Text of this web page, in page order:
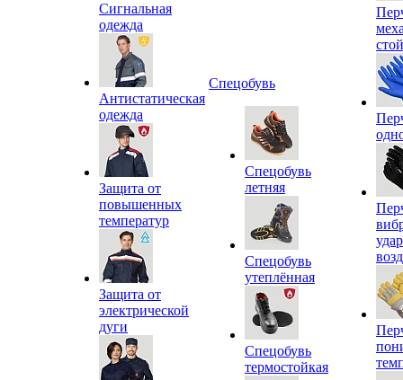
Сигнальная
одежда
Антистатическая
одежда
Защита от
повышенных
температур
Защита от
электрической
дуги
Спецобувь
Спецобувь
летняя
Спецобувь
утеплённая
Спецобувь
термостойкая